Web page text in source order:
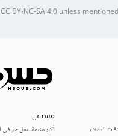
CC BY-NC-SA 4.0unless